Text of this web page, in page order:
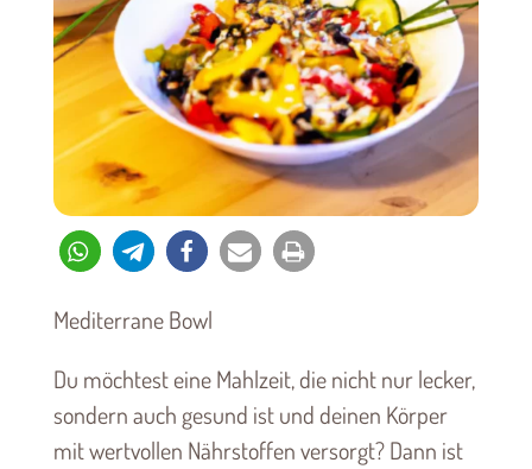
Mediterrane Bowl
Du möchtest eine Mahlzeit, die nicht nur lecker,
sondern auch gesund ist und deinen Körper
mit wertvollen Nährstoffen versorgt? Dann ist